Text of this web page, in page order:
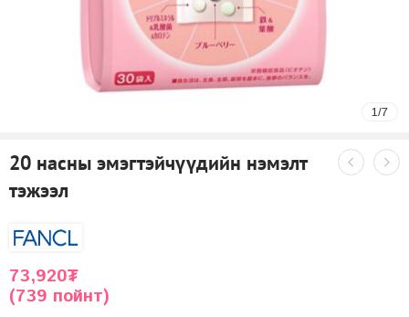
1/7
20 насны эмэгтэйчүүдийн нэмэлт
тэжээл
73,920₮
(739 пойнт)